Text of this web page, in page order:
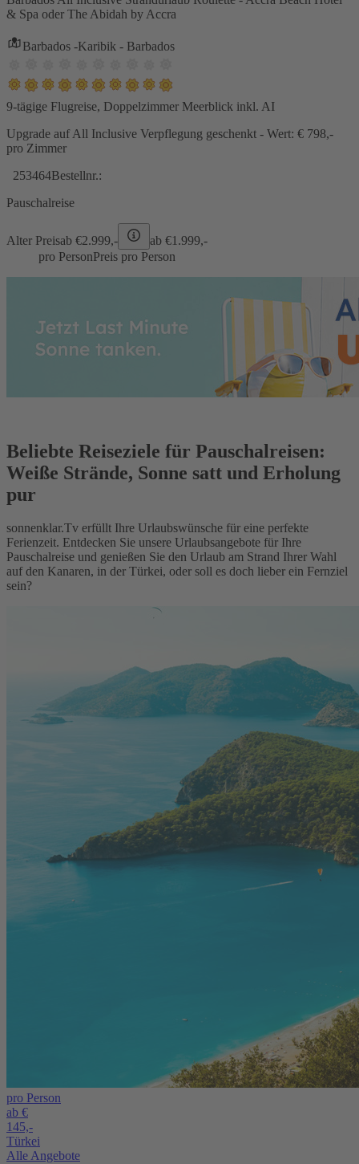
& Spa oder The Abidah by Accra
Barbados -Karibik - Barbados
9-tägige Flugreise, Doppelzimmer Meerblick inkl. AI
Upgrade auf All Inclusive Verpflegung geschenkt - Wert: € 798,-
pro Zimmer
253464Bestellnr.:
Pauschalreise
Alter Preisab €2.999,- ab €1.999,-
pro PersonPreis pro Person
Beliebte Reiseziele für Pauschalreisen:
Weiße Strände, Sonne satt und Erholung
pur
sonnenklar.Tv erfüllt Ihre Urlaubswünsche für eine perfekte
Ferienzeit. Entdecken Sie unsere Urlaubsangebote für Ihre
Pauschalreise und genießen Sie den Urlaub am Strand Ihrer Wahl
auf den Kanaren, in der Türkei, oder soll es doch lieber ein Fernziel
sein?
pro Person
ab €
145,-
Türkei
Alle Angebote